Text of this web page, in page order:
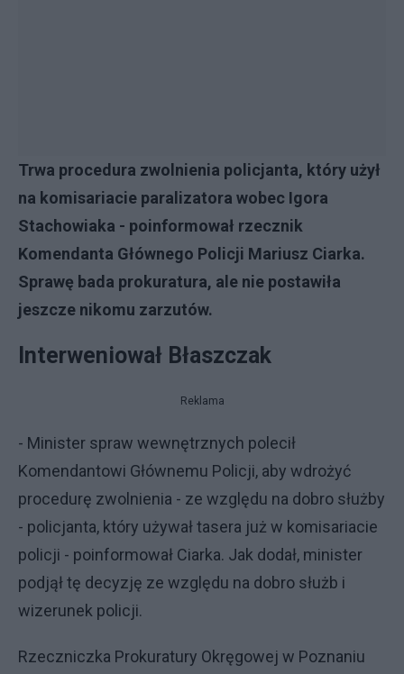
Trwa procedura zwolnienia policjanta, który użył
na komisariacie paralizatora wobec Igora
Stachowiaka - poinformował rzecznik
Komendanta Głównego Policji Mariusz Ciarka.
Sprawę bada prokuratura, ale nie postawiła
jeszcze nikomu zarzutów.
Interweniował Błaszczak
Reklama
- Minister spraw wewnętrznych polecił
Komendantowi Głównemu Policji, aby wdrożyć
procedurę zwolnienia - ze względu na dobro służby
- policjanta, który używał tasera już w komisariacie
policji - poinformował Ciarka. Jak dodał, minister
podjął tę decyzję ze względu na dobro służb i
wizerunek policji.
Rzeczniczka Prokuratury Okręgowej w Poznaniu